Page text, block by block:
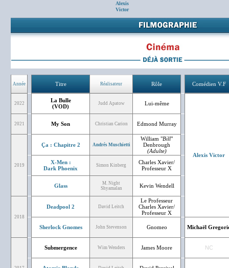
Alexis
Victor
Année Titre Réalisateur Rôle Comédien V.F
2022
La Bulle
(VOD)
Judd Apatow Lui-même
Alexis Victor
2021 My Son Christian Carion Edmond Murray
2019
Ça : Chapitre 2 Andrés Muschietti
William "Bill"
Denbrough
(Adulte)
X-Men :
Dark Phoenix
Simon Kinberg
Charles Xavier/
Professeur X
Glass
M. Night
Shyamalan
Kevin Wendell
2018
Deadpool 2 David Leitch
Le Professeur
Charles Xavier/
Professeur X
Sherlock Gnomes John Stevenson Gnomeo Michaël
Submergence Wim Wenders James Moore NC